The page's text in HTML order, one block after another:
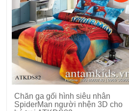
Hết hàng
Chăn ga gối hình siêu nhân
SpiderMan người nhện 3D cho